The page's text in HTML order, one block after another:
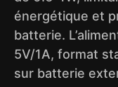
énergétique et
batterie.
5V/1A, format
sur batterie